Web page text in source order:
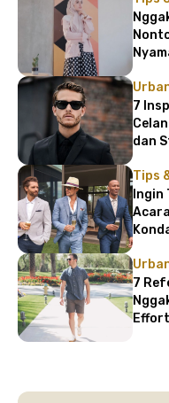
7
dan
Tips
7